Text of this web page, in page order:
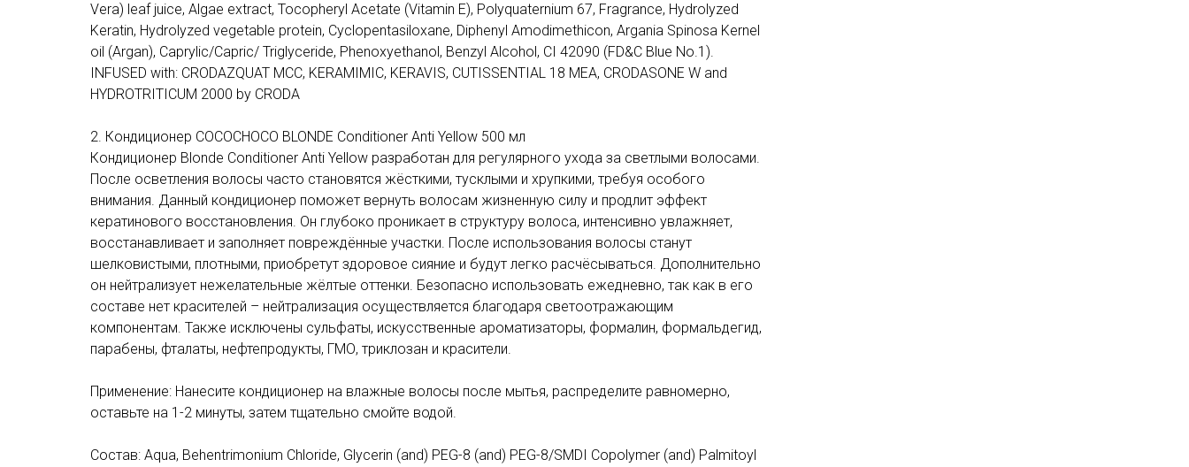
Vera) leaf juice, Algae extract, Tocopheryl Acetate (Vitamin E), Polyquaternium 67, Fragrance, Hydrolyzed
Keratin, Hydrolyzed vegetable protein, Cyclopentasiloxane, Diphenyl Amodimethicon, Argania Spinosa Kernel
oil (Argan), Caprylic/Capric/ Triglyceride, Phenoxyethanol, Benzyl Alcohol, CI 42090 (FD&C Blue No.1).
INFUSED with: CRODAZQUAT MCC, KERAMIMIC, KERAVIS, CUTISSENTIAL 18 MEA, CRODASONE W and
HYDROTRITICUM 2000 by CRODA
2. Кондиционер COCOCHOCO BLONDE Conditioner Anti Yellow 500 мл
Кондиционер Blonde Conditioner Anti Yellow разработан для регулярного ухода за светлыми волосами.
После осветления волосы часто становятся жёсткими, тусклыми и хрупкими, требуя особого
внимания. Данный кондиционер поможет вернуть волосам жизненную силу и продлит эффект
кератинового восстановления. Он глубоко проникает в структуру волоса, интенсивно увлажняет,
восстанавливает и заполняет повреждённые участки. После использования волосы станут
шелковистыми, плотными, приобретут здоровое сияние и будут легко расчёсываться. Дополнительно
он нейтрализует нежелательные жёлтые оттенки. Безопасно использовать ежедневно, так как в его
составе нет красителей – нейтрализация осуществляется благодаря светоотражающим
компонентам. Также исключены сульфаты, искусственные ароматизаторы, формалин, формальдегид,
парабены, фталаты, нефтепродукты, ГМО, триклозан и красители.
Применение: Нанесите кондиционер на влажные волосы после мытья, распределите равномерно,
оставьте на 1-2 минуты, затем тщательно смойте водой.
Состав: Aqua, Behentrimonium Chloride, Glycerin (and) PEG-8 (and) PEG-8/SMDI Copolymer (and) Palmitoyl